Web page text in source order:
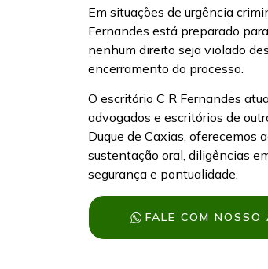
Em situações de urgência
Fernandes está preparado
nenhum direito seja violado
encerramento do processo.
O escritório C R Fernandes
advogados e escritórios de
Duque de Caxias, oferecemos
sustentação oral, diligências
segurança e pontualidade.
FALE COM NOSSO